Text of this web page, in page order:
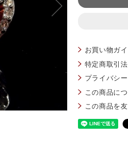
お買い物ガ
特定商取引
プライバシ
この商品に
この商品を